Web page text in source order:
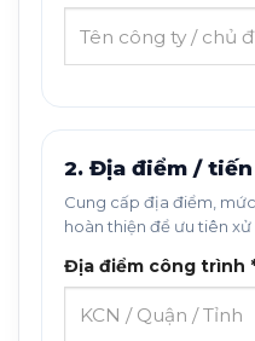
2. Địa điểm /
Cung cấp địa điểm,
hoàn thiện để ưu tiên xử
Địa điểm công trình